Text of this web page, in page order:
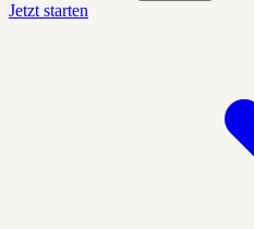
Jetzt starten